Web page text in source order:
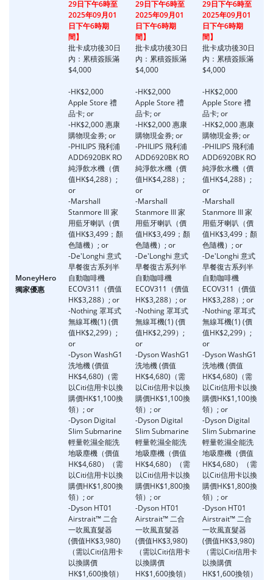
MoneyHero
獨家優惠
29日下午6時至
2025年09月01
日下午6時期
間】
批卡成功後30日
內：累積簽賬滿
$4,000
-HK$2,000
Apple Store 禮
品卡; or
-HK$2,000 惠康
購物現金券; or
-PHILIPS 飛利浦
ADD6920BK RO
純淨飲水機（價
值HK$4,288）;
or
-Marshall
Stanmore III 家
用藍牙喇叭（價
值HK$3,499；顏
色隨機）; or
-De'Longhi 意式
早餐復古系列半
自動咖啡機
ECOV311（價值
HK$3,288）; or
-Nothing 罩耳式
無線耳機(1) (價
值HK$2,299）;
or
-Dyson WashG1
洗地機 (價值
HK$4,680)（需
以Citi信用卡以換
購價HK$1,100換
領）; or
-Dyson Digital
Slim Submarine
輕量乾濕全能洗
地吸塵機（價值
HK$4,680）（需
以Citi信用卡以換
購價HK$1,800換
領）; or
-Dyson HT01
Airstrait™ 二合
一吹風直髮器
(價值HK$3,980)
（需以Citi信用卡
以換購價
HK$1,600換領）
29日下午6時至
2025年09月01
日下午6時期
間】
批卡成功後30日
內：累積簽賬滿
$4,000
-HK$2,000
Apple Store 禮
品卡; or
-HK$2,000 惠康
購物現金券; or
-PHILIPS 飛利浦
ADD6920BK RO
純淨飲水機（價
值HK$4,288）;
or
-Marshall
Stanmore III 家
用藍牙喇叭（價
值HK$3,499；顏
色隨機）; or
-De'Longhi 意式
早餐復古系列半
自動咖啡機
ECOV311（價值
HK$3,288）; or
-Nothing 罩耳式
無線耳機(1) (價
值HK$2,299）;
or
-Dyson WashG1
洗地機 (價值
HK$4,680)（需
以Citi信用卡以換
購價HK$1,100換
領）; or
-Dyson Digital
Slim Submarine
輕量乾濕全能洗
地吸塵機（價值
HK$4,680）（需
以Citi信用卡以換
購價HK$1,800換
領）; or
-Dyson HT01
Airstrait™ 二合
一吹風直髮器
(價值HK$3,980)
（需以Citi信用卡
以換購價
HK$1,600換領）
29日下午6時至
2025年09月01
日下午6時期
間】
批卡成功後30日
內：累積簽賬滿
$4,000
-HK$2,000
Apple Store 禮
品卡; or
-HK$2,000 惠康
購物現金券; or
-PHILIPS 飛利浦
ADD6920BK RO
純淨飲水機（價
值HK$4,288）;
or
-Marshall
Stanmore III 家
用藍牙喇叭（價
值HK$3,499；顏
色隨機）; or
-De'Longhi 意式
早餐復古系列半
自動咖啡機
ECOV311（價值
HK$3,288）; or
-Nothing 罩耳式
無線耳機(1) (價
值HK$2,299）;
or
-Dyson WashG1
洗地機 (價值
HK$4,680)（需
以Citi信用卡以換
購價HK$1,100換
領）; or
-Dyson Digital
Slim Submarine
輕量乾濕全能洗
地吸塵機（價值
HK$4,680）（需
以Citi信用卡以換
購價HK$1,800換
領）; or
-Dyson HT01
Airstrait™ 二合
一吹風直髮器
(價值HK$3,980)
（需以Citi信用卡
以換購價
HK$1,600換領）